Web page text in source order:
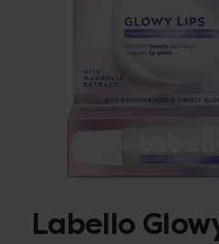
Labello